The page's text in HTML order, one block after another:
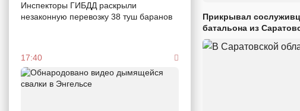
Инспекторы ГИБДД раскрыли
незаконную перевозку 38 туш баранов
17:40
Прикрывал
батальона из